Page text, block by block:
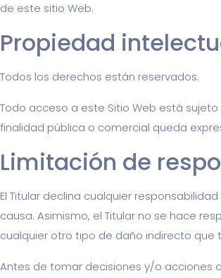
de este sitio Web.
Propiedad
Todos los derechos están reservados.
Todo acceso a este Sitio Web está
finalidad pública o comercial queda
Limitación de
El Titular declina cualquier
causa. Asimismo, el Titular no se hace
cualquier otro tipo de daño indirecto que
Antes de tomar decisiones y/o acciones